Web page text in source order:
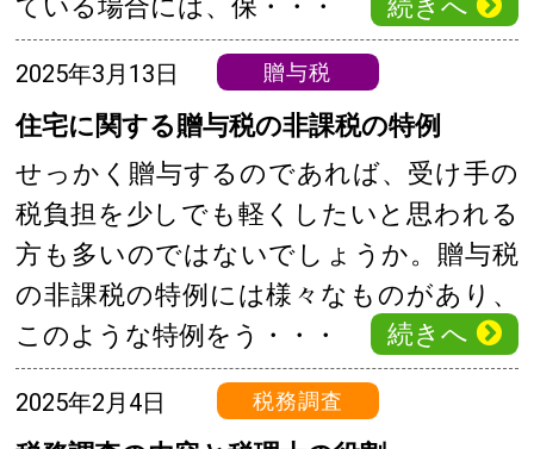
2025年3月13日 贈与税
住宅に関する贈与税の非課税の特例
せっかく贈与するのであれば、受け手の
税負担を少しでも軽くしたいと思われる
方も多いのではないでしょうか。贈与税
の非課税の特例には様々なものがあり、
このような特例をう・・・
続きへ
2025年2月4日 税務調査